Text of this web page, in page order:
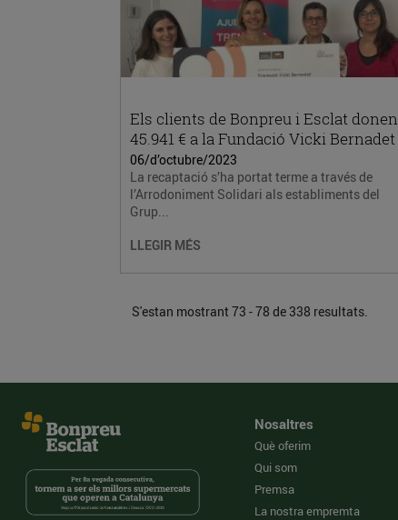
Els clients de Bonpreu i Esclat donen
45.941 € a la Fundació Vicki Bernadet
06/d’octubre/2023
La recaptació s’ha portat terme a través de
l’Arrodoniment Solidari als establiments del
Grup...
LLEGIR MÉS
S'estan mostrant 73 - 78 de 338 resultats.
Nosaltres
Què oferim
Qui som
Premsa
La nostra empremta